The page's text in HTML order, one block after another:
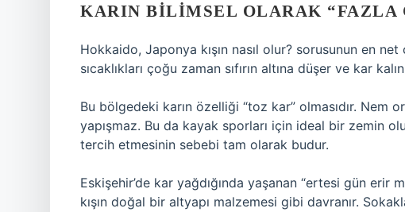
KARIN BILIMSEL OLARAK “FAZLA
Hokkaido, Japonya kışın nasıl olur? sorusunun en
sıcaklıkları çoğu zaman sıfırın altına düşer ve kar
Bu bölgedeki karın özelliği “toz kar” olmasıdır. Nem
yapışmaz. Bu da kayak sporları için ideal bir zemin
tercih etmesinin sebebi tam olarak budur.
Eskişehir’de kar yağdığında yaşanan “ertesi gün erir
kışın doğal bir altyapı malzemesi gibi davranır.